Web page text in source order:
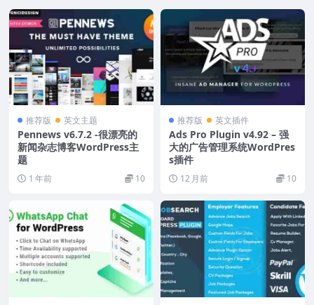
推荐版 英文主题
Pennews v6.7.2 -很漂亮的
新闻杂志博客WordPress主
题
1 年前 10
推荐版 英文插件
Ads Pro Plugin v4.92 – 强
大的广告管理系统WordPres
s插件
12 月前 10